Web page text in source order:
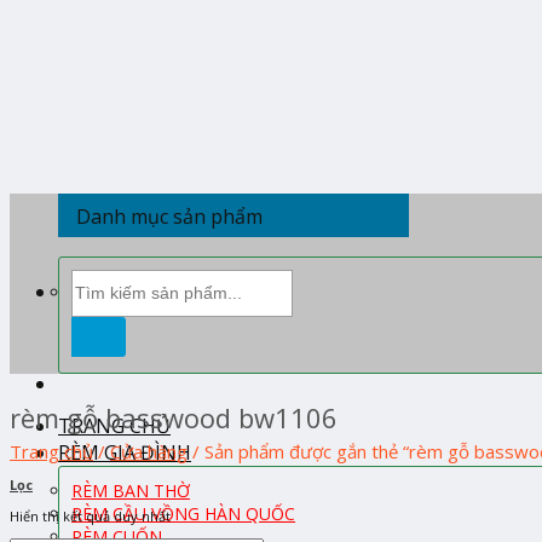
TRANG CHỦ
RÈM GIA ĐÌNH
RÈM BAN THỜ
RÈM CẦU VỒNG HÀN QUỐC
RÈM CUỐN
Danh mục sản phẩm
kiếm:
rèm gỗ basswood bw1106
Trang chủ / Cửa hàng / Sản phẩm được gắn thẻ “rèm gỗ
Lọc
Hiển thị kết quả duy nhất